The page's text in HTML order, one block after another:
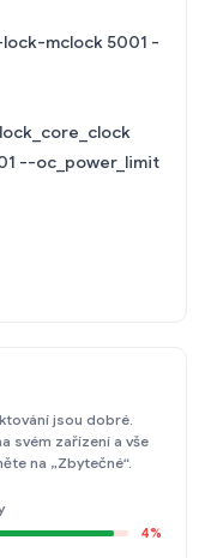
mclock 5001 -
--oc_power_limit
jsou dobré.
svém zařízení a vše
na „Zbytečné“.
4%